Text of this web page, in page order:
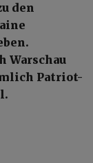
den
Warschau
Patriot-